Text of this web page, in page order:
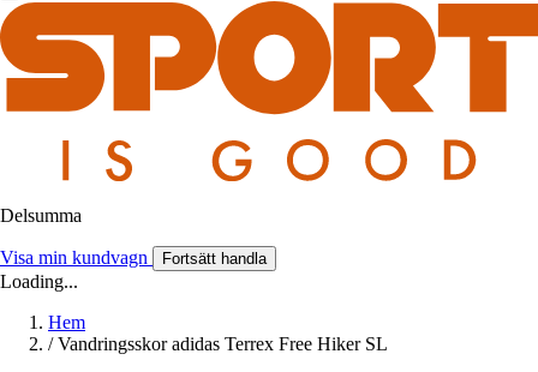
Delsumma
Visa min kundvagn Fortsätt handla
Loading...
Hem
/ Vandringsskor adidas Terrex Free Hiker SL